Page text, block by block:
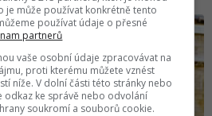
je může používat konkrétně tento
používat údaje o přesné
partnerů
vaše osobní údaje zpracovávat na
proti kterému můžete vznést
níže. V dolní části této stránky nebo
odkaz ke správě nebo odvolání
soukromí a souborů cookie.